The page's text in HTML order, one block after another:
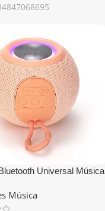
Universal Música
Música